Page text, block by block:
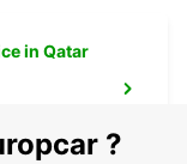
in Qatar
?